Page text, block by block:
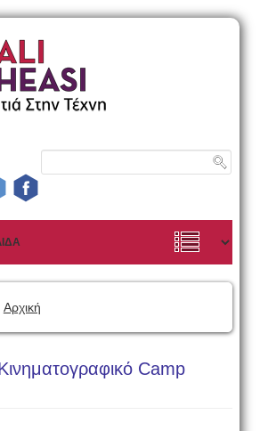
Αρχική
Camp